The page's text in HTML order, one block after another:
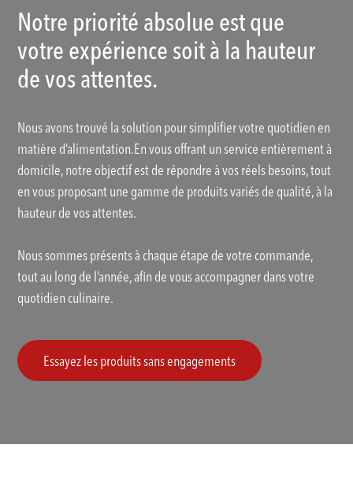
Notre priorité absolue est que
votre expérience soit à la hauteur
de vos attentes.
Nous avons trouvé la solution pour simplifier votre quotidien en
matière d’alimentation.En vous offrant un service entièrement à
domicile, notre objectif est de répondre à vos réels besoins, tout
en vous proposant une gamme de produits variés de qualité, à la
hauteur de vos attentes.
Nous sommes présents à chaque étape de votre commande,
tout au long de l’année, afin de vous accompagner dans votre
quotidien culinaire.
Essayez les produits sans engagements